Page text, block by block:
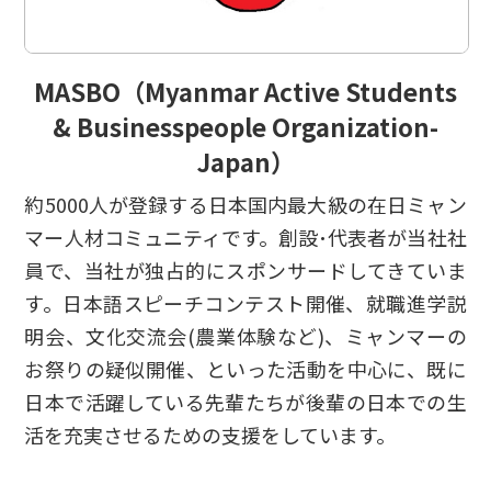
MASBO（Myanmar Active Students
& Businesspeople Organization-
Japan）
約5000人が登録する日本国内最大級の在日ミャン
マー人材コミュニティです。創設･代表者が当社社
員で、当社が独占的にスポンサードしてきていま
す。日本語スピーチコンテスト開催、就職進学説
明会、文化交流会(農業体験など)、ミャンマーの
お祭りの疑似開催、といった活動を中心に、既に
日本で活躍している先輩たちが後輩の日本での生
活を充実させるための支援をしています。